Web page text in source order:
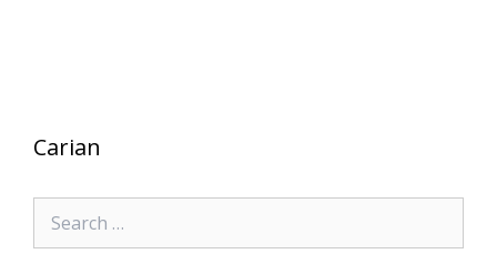
Carian
Search
for: